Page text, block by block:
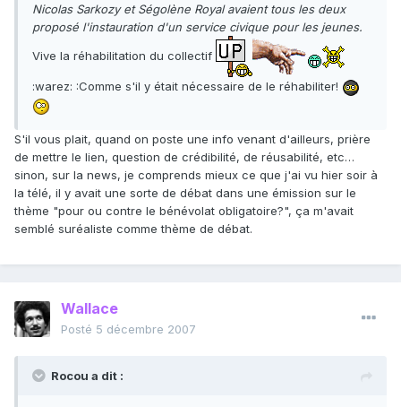
Nicolas Sarkozy et Ségolène Royal avaient tous les deux
proposé l'instauration d'un service civique pour les jeunes.
Vive la réhabilitation du collectif
:warez: :Comme s'il y était nécessaire de le réhabiliter!
S'il vous plait, quand on poste une info venant d'ailleurs, prière
de mettre le lien, question de crédibilité, de réusabilité, etc…
sinon, sur la news, je comprends mieux ce que j'ai vu hier soir à
la télé, il y avait une sorte de débat dans une émission sur le
thème "pour ou contre le bénévolat obligatoire?", ça m'avait
semblé suréaliste comme thème de débat.
Wallace
Posté 5 décembre 2007
Rocou a dit :